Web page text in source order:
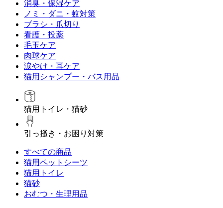
消臭・保湿ケア
ノミ・ダニ・蚊対策
ブラシ・爪切り
看護・投薬
毛玉ケア
肉球ケア
涙やけ・耳ケア
猫用シャンプー・バス用品
猫用トイレ・猫砂
引っ掻き・お困り対策
すべての商品
猫用ペットシーツ
猫用トイレ
猫砂
おむつ・生理用品